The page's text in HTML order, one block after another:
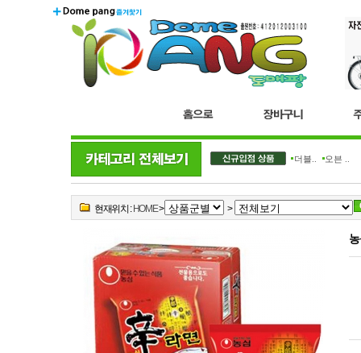
더블.. 오븐 ..
현재위치 : HOME> >